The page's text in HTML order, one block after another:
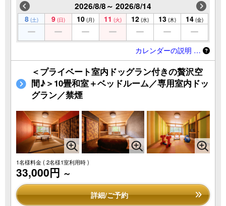
2026/8/8～ 2026/8/14
8 (土) 9 (日) 10 (月) 11 (火) 12 (水) 13 (木) 14 (金)
カレンダーの説明 …
＜プライベート室内ドッグラン付きの贅沢空
間♪＞10畳和室＋ベッドルーム／専用室内ドッ
グラン／禁煙
1名様料金( 2名様1室利用時 )
33,000円 ～
詳細/ご予約